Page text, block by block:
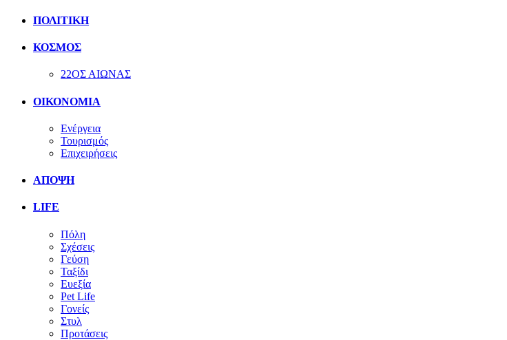
ΠΟΛΙΤΙΚΗ
ΚΟΣΜΟΣ
22ΟΣ ΑΙΩΝΑΣ
ΟΙΚΟΝΟΜΙΑ
Ενέργεια
Τουρισμός
Επιχειρήσεις
ΑΠΟΨΗ
LIFE
Πόλη
Σχέσεις
Γεύση
Ταξίδι
Ευεξία
Pet Life
Γονείς
Στυλ
Προτάσεις